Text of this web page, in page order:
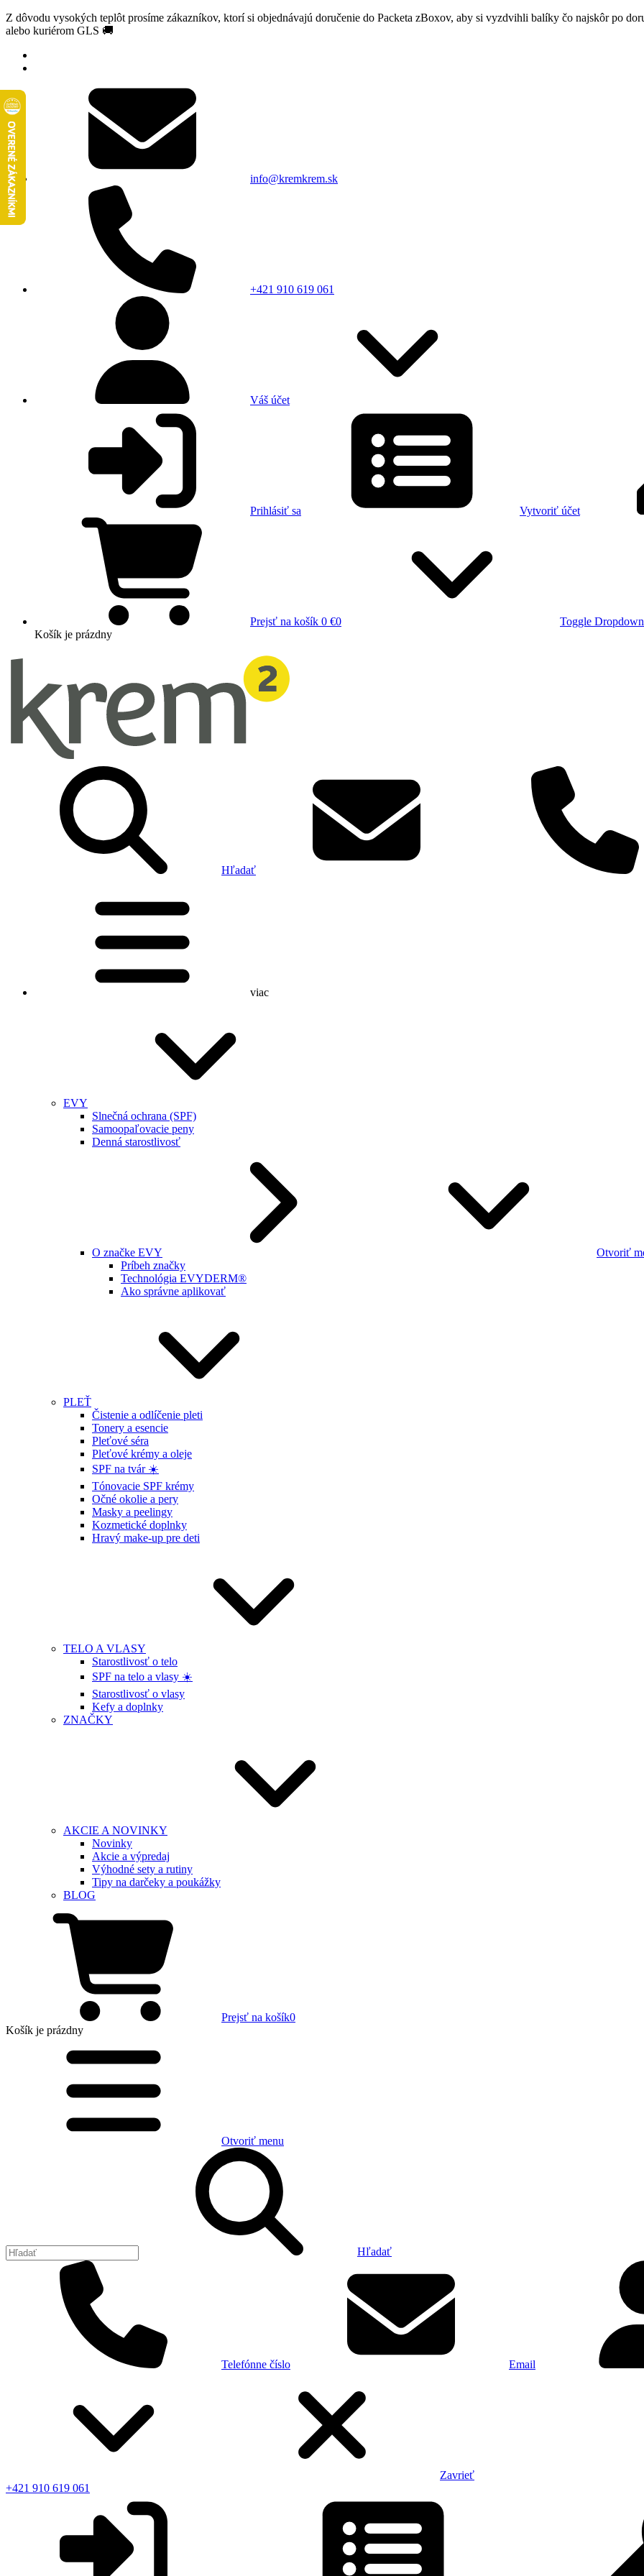
Z dôvodu vysokých teplôt prosíme zákazníkov, ktorí si objednávajú doručenie do Packeta zBoxov, aby si vyzdvihli balíky čo najskôr po
alebo kuriérom GLS 🚚
info@kremkrem.sk
+421 910 619 061
Váš účet
Prihlásiť sa Vytvoriť účet
Prejsť na košík 0 €0
Toggle Dropdown
Košík je prázdny
Hľadať
viac
EVY
Slnečná ochrana (SPF)
Samoopaľovacie peny
Denná starostlivosť
O značke EVY
Otvoriť
Príbeh značky
Technológia EVYDERM®
Ako správne aplikovať
PLEŤ
Čistenie a odlíčenie pleti
Tonery a esencie
Pleťové séra
Pleťové krémy a oleje
SPF na tvár ☀️
Tónovacie SPF krémy
Očné okolie a pery
Masky a peelingy
Kozmetické doplnky
Hravý make-up pre deti
TELO A VLASY
Starostlivosť o telo
SPF na telo a vlasy ☀️
Starostlivosť o vlasy
Kefy a doplnky
ZNAČKY
AKCIE A NOVINKY
Novinky
Akcie a výpredaj
Výhodné sety a rutiny
Tipy na darčeky a poukážky
BLOG
Prejsť na košík0
Košík je prázdny
Otvoriť menu
Hľadať
Telefónne číslo Email
Zavrieť
+421 910 619 061